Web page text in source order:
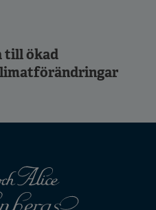
till ökad